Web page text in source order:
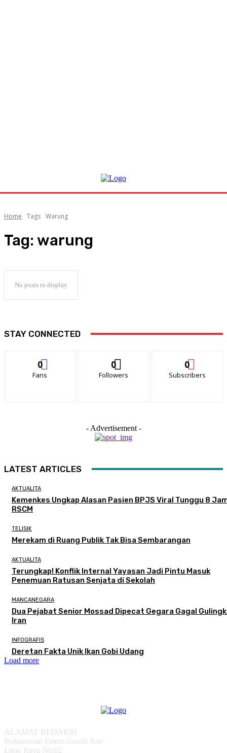
Home Tags Warung
Tag: warung
No posts to display
STAY CONNECTED
0
Fans
0
Followers
0
Subscribers
- Advertisement -
LATEST ARTICLES
AKTUALITA
Kemenkes Ungkap Alasan Pasien BPJS Viral Tunggu 8
RSCM
TELISIK
Merekam di Ruang Publik Tak Bisa Sembarangan
AKTUALITA
Terungkap! Konflik Internal Yayasan Jadi Pintu Masuk
Penemuan Ratusan Senjata di Sekolah
MANCANEGARA
Dua Pejabat Senior Mossad Dipecat Gegara Gagal
Iran
INFOGRAFIS
Deretan Fakta Unik Ikan Gobi Udang
Load more
ALAMAT REDAKSI
Perkantoran Palem Ganda Asri
Limo Raya No.02